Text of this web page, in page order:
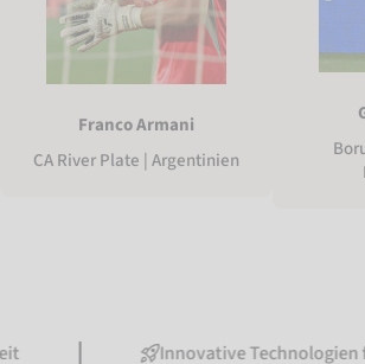
Franco Armani
CA River Plate | Argentinien
Innovative Technologien für